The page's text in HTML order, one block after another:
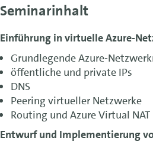
Seminarinhalt
Einführung in virtuelle Azure-
Grundlegende Azure-
öffentliche und private IPs
DNS
Peering virtueller Netzwerke
Routing und Azure Virtual NAT
Entwurf und Implementierung